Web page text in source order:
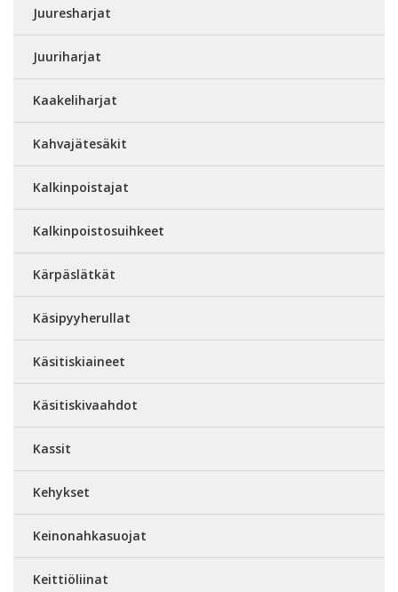
Juuresharjat
Juuriharjat
Kaakeliharjat
Kahvajätesäkit
Kalkinpoistajat
Kalkinpoistosuihkeet
Kärpäslätkät
Käsipyyherullat
Käsitiskiaineet
Käsitiskivaahdot
Kassit
Kehykset
Keinonahkasuojat
Keittiöliinat